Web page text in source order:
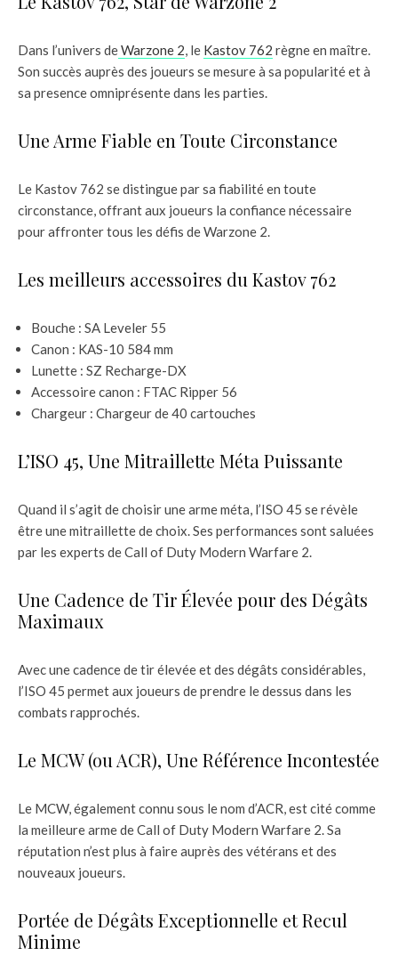
Dans l’univers deWarzone 2, le Kastov 762 règne en maître.
Son succès auprès des joueurs se mesure à sa popularité et à
sa presence omniprésente dans les parties.
Une Arme Fiable en Toute Circonstance
Le Kastov 762 se distingue par sa fiabilité en toute
circonstance, offrant aux joueurs la confiance nécessaire
pour affronter tous les défis de Warzone 2.
Les meilleurs accessoires du Kastov 762
Bouche : SA Leveler 55
Canon : KAS-10 584 mm
Lunette : SZ Recharge-DX
Accessoire canon : FTAC Ripper 56
Chargeur : Chargeur de 40 cartouches
L’ISO 45, Une Mitraillette Méta Puissante
Quand il s’agit de choisir une arme méta, l’ISO 45 se révèle
être une mitraillette de choix. Ses performances sont saluées
par les experts de Call of Duty Modern Warfare 2.
Une Cadence de Tir Élevée pour des Dégâts
Maximaux
Avec une cadence de tir élevée et des dégâts considérables,
l’ISO 45 permet aux joueurs de prendre le dessus dans les
combats rapprochés.
Le MCW (ou ACR), Une Référence Incontestée
Le MCW, également connu sous le nom d’ACR, est cité comme
la meilleure arme de Call of Duty Modern Warfare 2. Sa
réputation n’est plus à faire auprès des vétérans et des
nouveaux joueurs.
Portée de Dégâts Exceptionnelle et Recul
Minime